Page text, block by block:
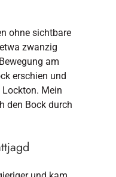
ohne sichtbare
zwanzig
am
erschien und
Mein
den Bock durch